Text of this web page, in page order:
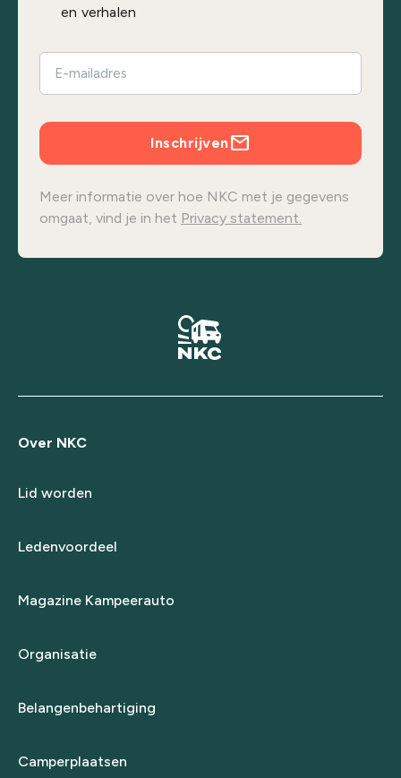
en verhalen
Inschrijven
Meer informatie over hoe NKC met je gegevens
omgaat, vind je in het Privacy statement.
Over NKC
Lid worden
Ledenvoordeel
Magazine Kampeerauto
Organisatie
Belangenbehartiging
Camperplaatsen